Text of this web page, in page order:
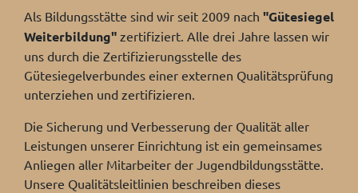
Als Bildungsstätte sind wir seit 2009 nach "Gütesiegel
Weiterbildung" zertifiziert. Alle drei Jahre lassen wir
uns durch die Zertifizierungsstelle des
Gütesiegelverbundes einer externen Qualitätsprüfung
unterziehen und zertifizieren.
Die Sicherung und Verbesserung der Qualität aller
Leistungen unserer Einrichtung ist ein gemeinsames
Anliegen aller Mitarbeiter der Jugendbildungsstätte.
Unsere Qualitätsleitlinien beschreiben dieses